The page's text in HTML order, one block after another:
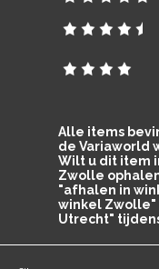
Alle items
de Variaworld
Wilt u dit item
Zwolle
"afhalen in
winkel
Utrecht"